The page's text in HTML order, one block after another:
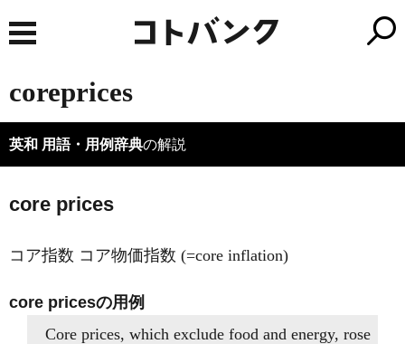
coreprices
英和 用語・用例辞典の解説
core prices
コア指数 コア物価指数 (=core inflation)
core pricesの用例
Core prices, which exclude food and energy, rose